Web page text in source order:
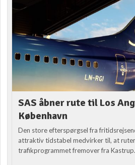
SAS åbner rute til Los
København
Den store efterspørgsel fra
attraktiv tidstabel medvirker til, at
trafikprogrammet fremover fra